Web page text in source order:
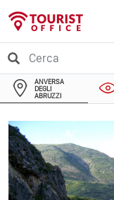
ANVERSA
DEGLI
ABRUZZI